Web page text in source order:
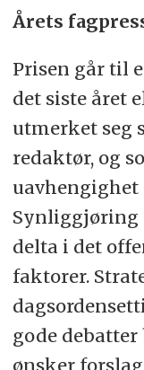
Årets
Prisen går til
det siste året
utmerket seg
redaktør, og
Synliggjøring
delta i det
faktorer.
gode
ønsker